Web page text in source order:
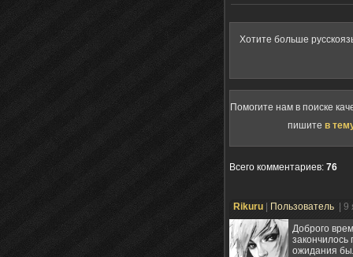
Хотите больше
Помогите нам в поиске
пишите в
Всего комментариев: 76
Rikuru Пользователь
|
Доброго
ожидания